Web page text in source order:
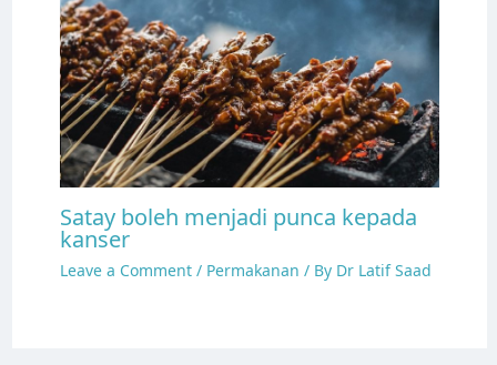
Satay boleh menjadi punca kepada
kanser
Leave a Comment / Permakanan / By Dr Latif Saad